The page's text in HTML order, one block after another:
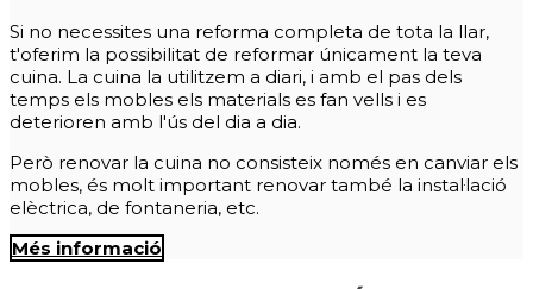
Si no necessites una reforma completa de tota la llar,
t'oferim la possibilitat de reformar únicament la teva
cuina. La cuina la utilitzem a diari, i amb el pas dels
temps els mobles els materials es fan vells i es
deterioren amb l'ús del dia a dia.
Però renovar la cuina no consisteix només en canviar els
mobles, és molt important renovar també la instal·lació
elèctrica, de fontaneria, etc.
Més informació